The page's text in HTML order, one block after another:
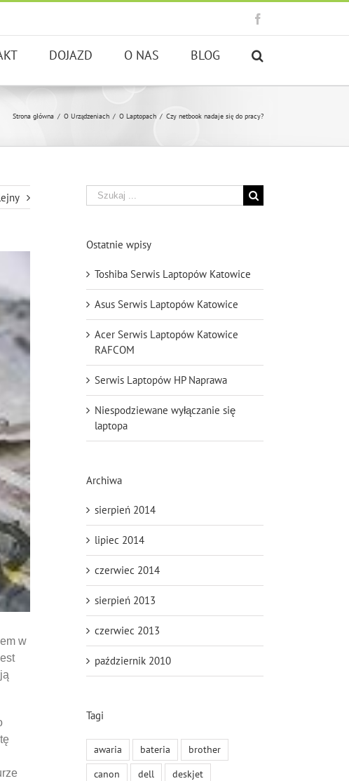
DOJAZD O NAS BLOG
Strona główna / O Urządzeniach / O Laptopach / Czy netbook nadaje się do pracy?
w
Szukaj
Ostatnie wpisy
Toshiba Serwis Laptopów Katowice
Asus Serwis Laptopów Katowice
Acer Serwis Laptopów Katowice
RAFCOM
Serwis Laptopów HP Naprawa
Niespodziewane wyłączanie się
laptopa
Archiwa
sierpień 2014
lipiec 2014
czerwiec 2014
sierpień 2013
czerwiec 2013
październik 2010
Tagi
awaria bateria
brother
canon
dell
deskjet